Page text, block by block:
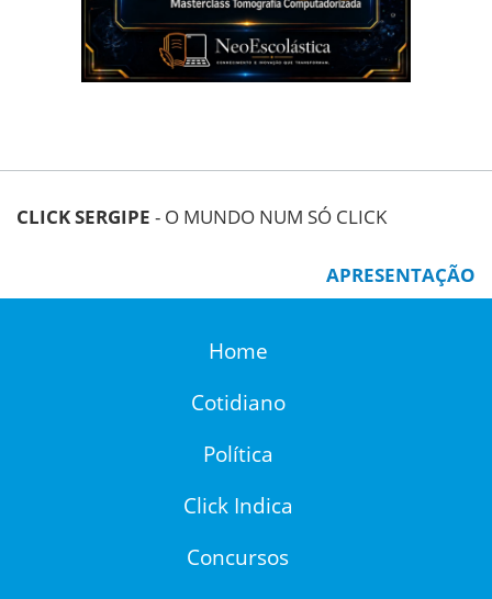
CLICK SERGIPE - O MUNDO NUM SÓ CLICK
APRESENTAÇÃO
Home
Cotidiano
Política
Click Indica
Concursos